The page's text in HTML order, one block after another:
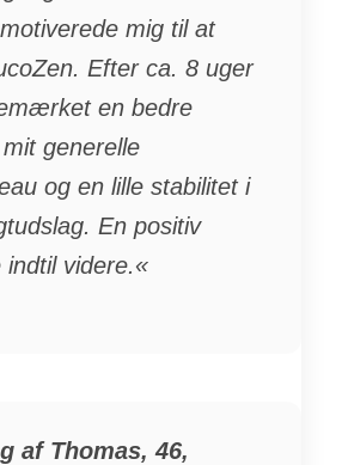
mig til at
Efter ca. 8 uger
en bedre
generelle
og en lille stabilitet i
En positiv
indtil videre.«
af Thomas, 46,